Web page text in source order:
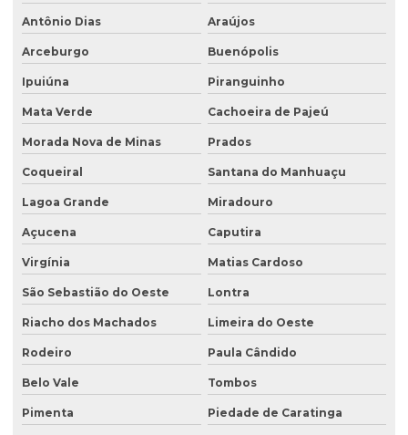
Antônio Dias Araújos
Arceburgo Buenópolis
Ipuiúna Piranguinho
Mata Verde Cachoeira de Pajeú
Morada Nova de Minas Prados
Coqueiral Santana do Manhuaçu
Lagoa Grande Miradouro
Açucena Caputira
Virgínia Matias Cardoso
São Sebastião do Oeste Lontra
Riacho dos Machados Limeira do Oeste
Rodeiro Paula Cândido
Belo Vale Tombos
Pimenta Piedade de Caratinga